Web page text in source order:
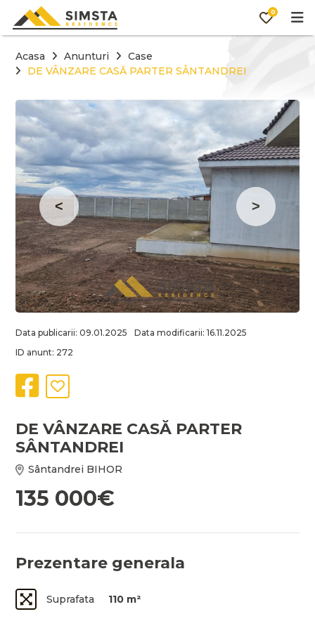
0
Acasa Anunturi
Case
DE VÂNZARE CASĂ PARTER SÂNTANDREI
Data publicarii: 09.01.2025
Data modificarii: 16.11.2025
ID anunt: 272
DE VÂNZARE CASĂ PARTER
SÂNTANDREI
Sântandrei BIHOR
135 000€
Prezentare generala
Suprafata 110 m²